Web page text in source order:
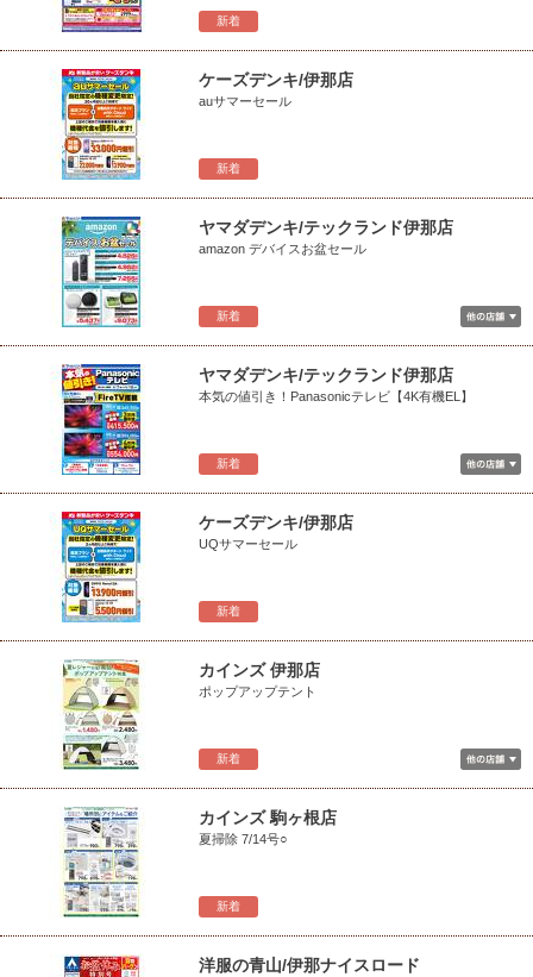
新着
新着
ケーズデンキ/伊那店
auサマーセール
新着
ヤマダデンキ/テックランド伊那店
amazon デバイスお盆セール
新着
ヤマダデンキ/テックランド伊那店
本気の値引き！Panasonicテレビ【4K有機EL】
新着
ケーズデンキ/伊那店
UQサマーセール
新着
カインズ 伊那店
ポップアップテント
新着
カインズ 駒ヶ根店
夏掃除 7/14号○
洋服の青山/伊那ナイスロード